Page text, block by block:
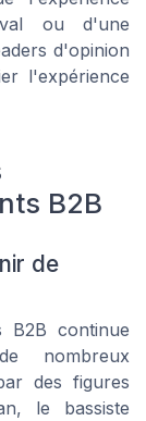
ou d'une
d'opinion
l'expérience
B2B
de
B2B continue
nombreux
des figures
le bassiste